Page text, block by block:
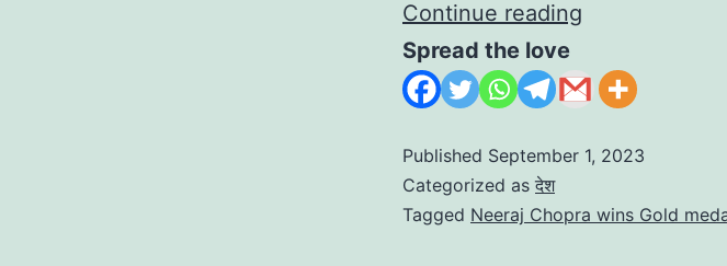
Continue reading
Spread the love
Published September 1, 2023
Categorized as देश
Tagged Neeraj Chopra wins Gold